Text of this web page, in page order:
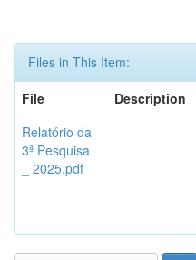
Files in This Item:
File
Description
Relatório da
3ª Pesquisa
_ 2025.pdf